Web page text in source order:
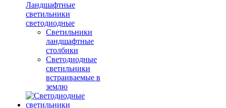
Ландшафтные
светильники
светодиодные
Светильники
ландшафтные
столбики
Светодиодные
светильники
встраиваемые в
землю